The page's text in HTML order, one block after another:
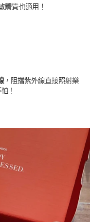
體質也適用！
，阻擋紫外線直接照射樂
！